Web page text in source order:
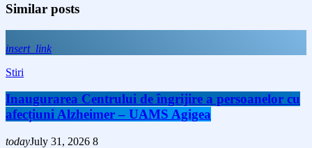
Similar posts
insert_link
Stiri
Inaugurarea Centrului de îngrijire a persoanelor cu
afecțiuni Alzheimer – UAMS Agigea
todayJuly 31, 2026 8